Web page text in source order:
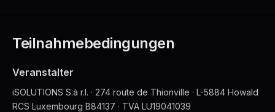
Teilnahmebedingungen
Veranstalter
iSOLUTIONS S.à r.l. · 274 route de Thionville · L-5884 Howald
RCS Luxembourg B84137 · TVA LU19041039